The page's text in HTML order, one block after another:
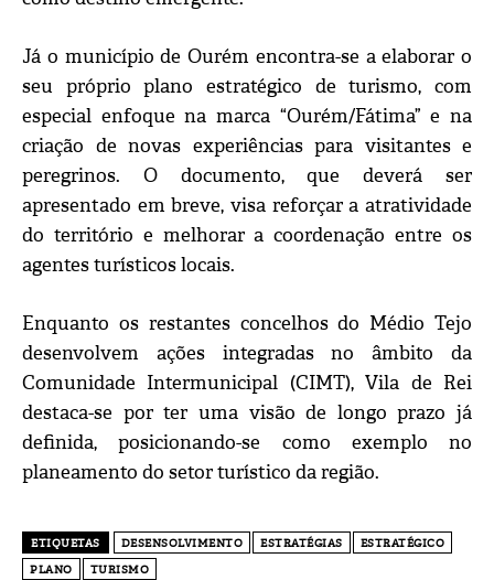
Já o município de Ourém encontra-se a elaborar o
seu próprio plano estratégico de turismo, com
especial enfoque na marca “Ourém/Fátima” e na
criação de novas experiências para visitantes e
peregrinos. O documento, que deverá ser
apresentado em breve, visa reforçar a atratividade
do território e melhorar a coordenação entre os
agentes turísticos locais.
Enquanto os restantes concelhos do Médio Tejo
desenvolvem ações integradas no âmbito da
Comunidade Intermunicipal (CIMT), Vila de Rei
destaca-se por ter uma visão de longo prazo já
definida, posicionando-se como exemplo no
planeamento do setor turístico da região.
ETIQUETAS DESENSOLVIMENTO ESTRATÉGIAS
ESTRATÉGICO
PLANO
TURISMO